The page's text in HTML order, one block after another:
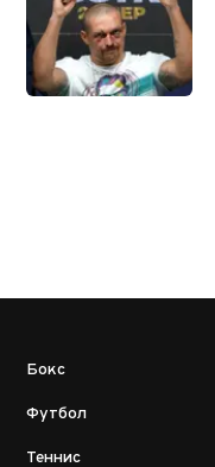
Бокс
Футбол
Теннис